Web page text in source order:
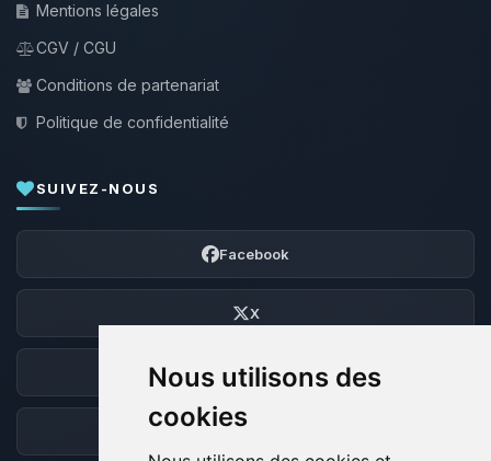
Nous utilisons des
cookies
Mentions légales
CGV / CGU
Conditions de partenariat
Politique de confidentialité
SUIVEZ-NOUS
Facebook
X
Discord
Forum